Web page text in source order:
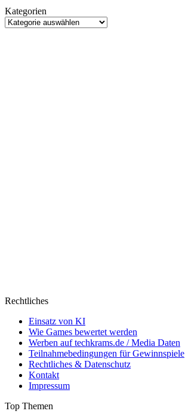
bei
der
Kategorien
Kategorien
Rechtliches
Einsatz von KI
Wie Games bewertet werden
Werben auf techkrams.de / Media Daten
Teilnahmebedingungen für Gewinnspiele
Rechtliches & Datenschutz
Kontakt
Impressum
Top Themen